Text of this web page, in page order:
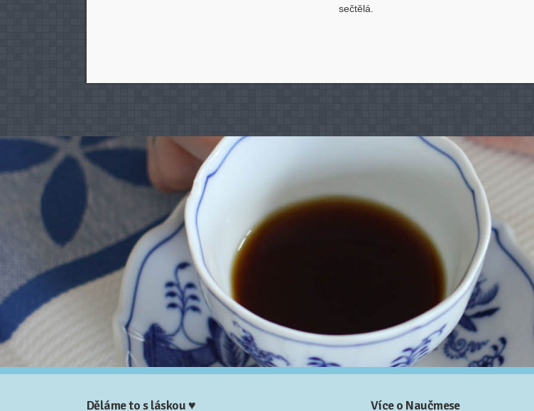
sečtělá.
Děláme to s láskou ♥ Více o Naučmese